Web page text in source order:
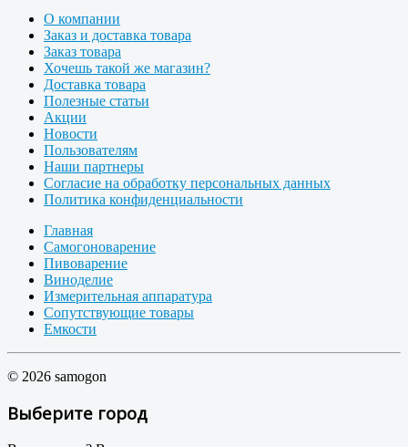
О компании
Заказ и доставка товара
Заказ товара
Хочешь такой же магазин?
Доставка товара
Полезные статьи
Акции
Новости
Пользователям
Наши партнеры
Согласие на обработку персональных данных
Политика конфиденциальности
Главная
Самогоноварение
Пивоварение
Виноделие
Измерительная аппаратура
Сопутствующие товары
Емкости
© 2026 samogon
Выберите город